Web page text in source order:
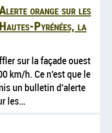
orange sur les
Hautes-Pyrénées, la
sur la façade ouest
km/h. Ce n'est que le
un bulletin d'alerte
les…